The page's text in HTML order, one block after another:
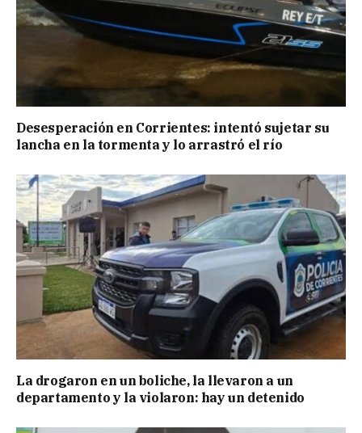
Desesperación en Corrientes: intentó sujetar su
lancha en la tormenta y lo arrastró el río
La drogaron en un boliche, la llevaron a un
departamento y la violaron: hay un detenido